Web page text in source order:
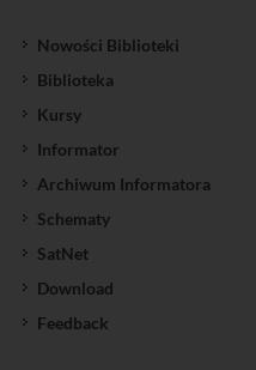
Nowości Biblioteki
Biblioteka
Kursy
Informator
Archiwum Informatora
Schematy
SatNet
Download
Feedback